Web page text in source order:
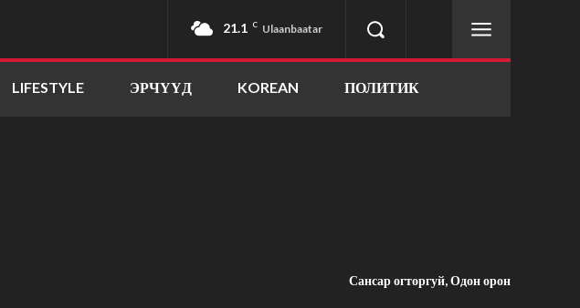
21.1 C Ulaanbaatar
LIFESTYLE ЭРЧҮҮД KOREAN ПОЛИТИК
Сансар огторгуй, Одон орон